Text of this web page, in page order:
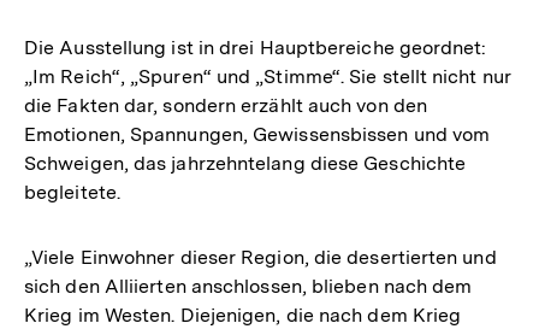
Die Ausstellung ist in drei Hauptbereiche geordnet:
„Im Reich“, „Spuren“ und „Stimme“. Sie stellt nicht nur
die Fakten dar, sondern erzählt auch von den
Emotionen, Spannungen, Gewissensbissen und vom
Schweigen, das jahrzehntelang diese Geschichte
begleitete.
„Viele Einwohner dieser Region, die desertierten und
sich den Alliierten anschlossen, blieben nach dem
Krieg im Westen. Diejenigen, die nach dem Krieg